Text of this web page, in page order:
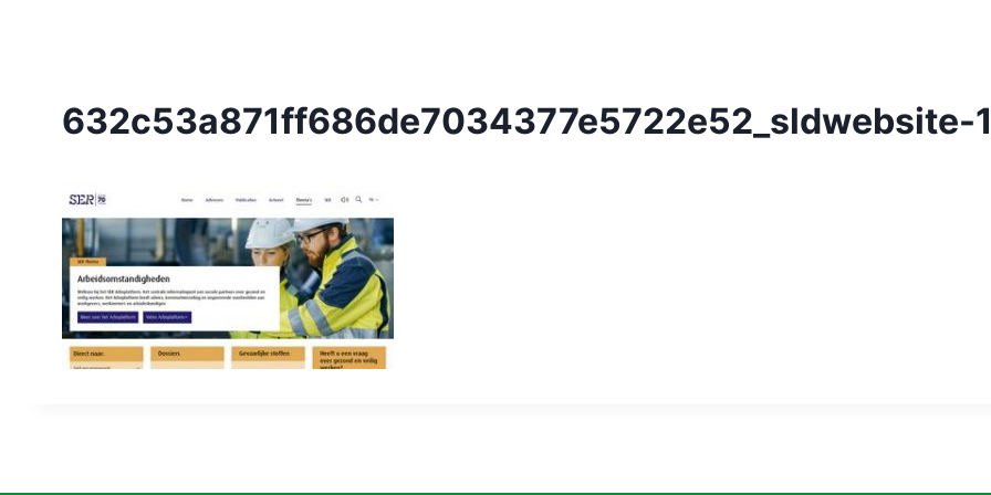
632c53a871ff686de7034377e5722e52_sldwebsite-